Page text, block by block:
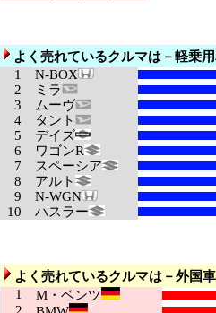
よく売れているクルマは－軽乗用
1
N-BOX
2 ミラ
3 ムーヴ
4 タント
5 デイズ
6 ワゴンR
7 スペーシア
8 アルト
9 N-WGN
10 ハスラー
よく売れているクルマは－外国車
1
M・ベンツ